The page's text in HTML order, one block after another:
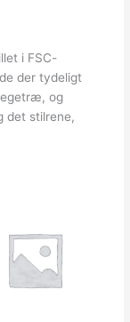
i FSC-
der tydeligt
og
det stilrene,